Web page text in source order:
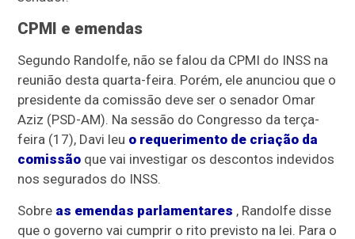
CPMI e emendas
Segundo Randolfe, não se falou da CPMI do INSS na
reunião desta quarta-feira. Porém, ele anunciou que o
presidente da comissão deve ser o senador Omar
Aziz (PSD-AM). Na sessão do Congresso da terça-
feira (17), Davi leu o requerimento de criação da
comissão que vai investigar os descontos indevidos
nos segurados do INSS.
Sobre as emendas parlamentares , Randolfe disse
que o governo vai cumprir o rito previsto na lei. Para o